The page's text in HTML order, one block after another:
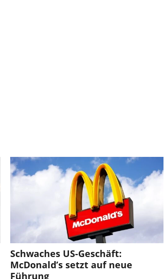
Schwaches US-Geschäft:
McDonald’s setzt auf neue
Führung